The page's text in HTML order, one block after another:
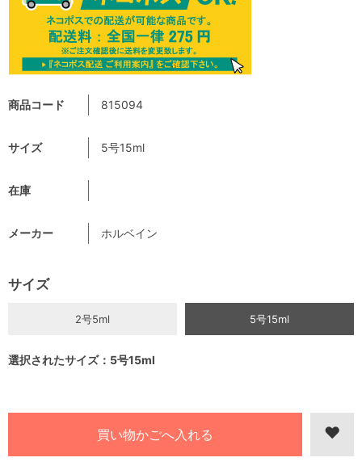
商品コード 815094
サイズ 5号15ml
在庫
メーカー ホルベイン
サイズ
2号5ml 5号15ml
選択されたサイズ：5号15ml